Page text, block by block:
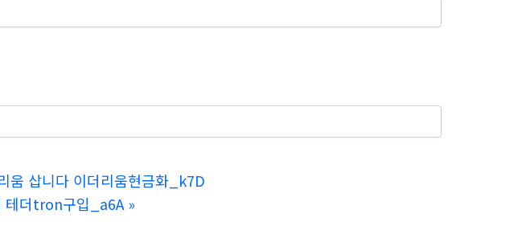
움 삽니다 이더리움현금화_k7D
테더tron구입_a6A »